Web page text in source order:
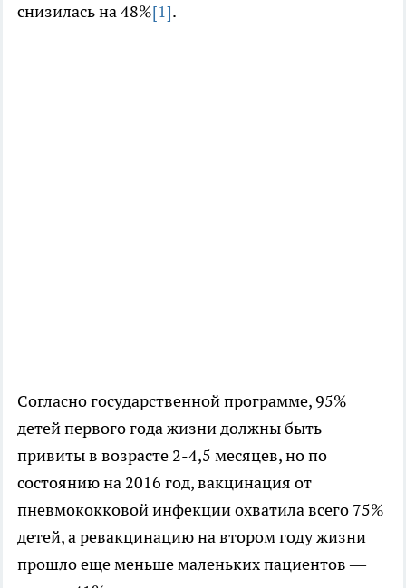
снизилась на 48%[1].
Согласно государственной программе, 95%
детей первого года жизни должны быть
привиты в возрасте 2-4,5 месяцев, но по
состоянию на 2016 год, вакцинация от
пневмококковой инфекции охватила всего 75%
детей, а ревакцинацию на втором году жизни
прошло еще меньше маленьких пациентов —